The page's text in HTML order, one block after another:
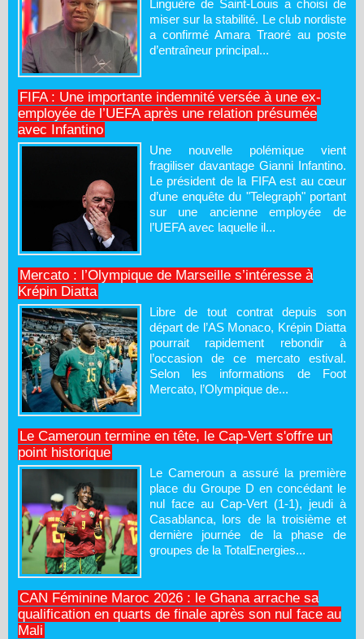
Linguère de Saint-Louis a choisi de
miser sur la stabilité. Le club nordiste
a confirmé Amara Traoré au poste
d’entraîneur principal...
FIFA : Une importante indemnité versée à une ex-
employée de l’UEFA après une relation présumée
avec Infantino
Une nouvelle polémique vient
fragiliser davantage Gianni Infantino.
Le président de la FIFA est au cœur
d’une enquête du "Telegraph" portant
sur une ancienne employée de
l’UEFA avec laquelle il...
Mercato : l’Olympique de Marseille s’intéresse à
Krépin Diatta
Libre de tout contrat depuis son
départ de l’AS Monaco, Krépin Diatta
pourrait rapidement rebondir à
l’occasion de ce mercato estival.
Selon les informations de Foot
Mercato, l’Olympique de...
Le Cameroun termine en tête, le Cap-Vert s'offre un
point historique
Le Cameroun a assuré la première
place du Groupe D en concédant le
nul face au Cap-Vert (1-1), jeudi à
Casablanca, lors de la troisième et
dernière journée de la phase de
groupes de la TotalEnergies...
CAN Féminine Maroc 2026 : le Ghana arrache sa
qualification en quarts de finale après son nul face au
Mali